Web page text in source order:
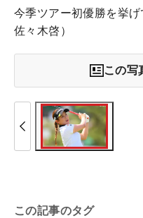
今季ツアー初優勝を挙げ
佐々木啓）
この写
この記事のタグ